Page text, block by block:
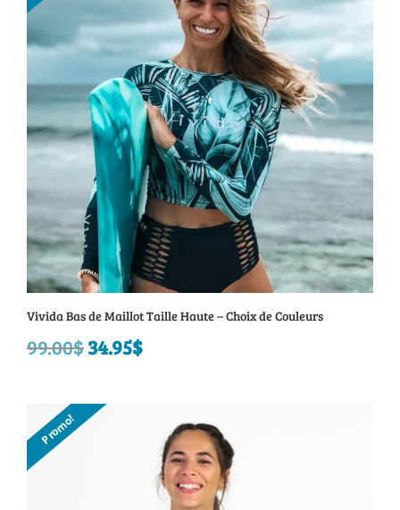
99.00$.49.95$.
Vivida Bas de Maillot Taille Haute – Choix de Couleurs
99.00$Le
initial
34.95$
est :
34.95$.
Promo!